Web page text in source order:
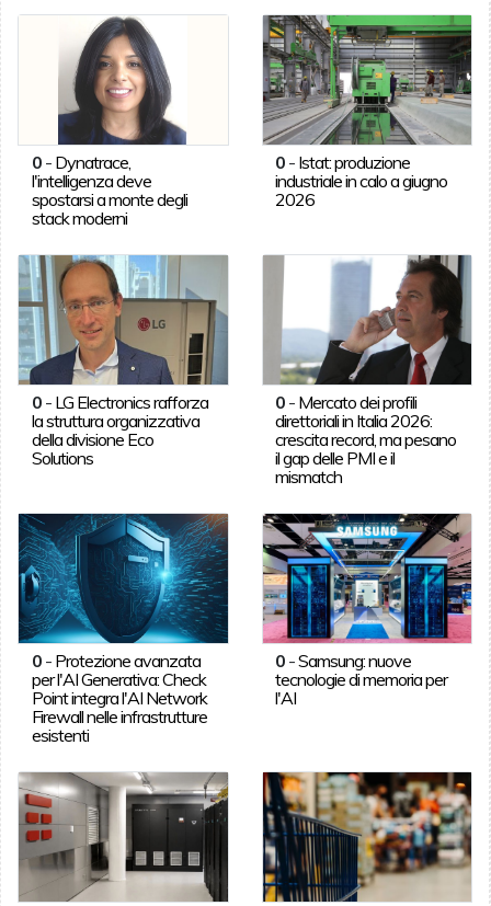
0- Dynatrace,
l'intelligenza deve
spostarsi a monte degli
stack moderni
0 - Istat: produzione
industriale in calo a giugno
2026
0- LG Electronics rafforza
la struttura organizzativa
della divisione Eco
Solutions
0 - Mercato dei profili
direttoriali in Italia 2026:
crescita record, ma pesano
il gap delle PMI e il
mismatch
0- Protezione avanzata
per l'AI Generativa: Check
Point integra l'AI Network
Firewall nelle infrastrutture
esistenti
0 -Samsung: nuove
tecnologie di memoria per
l'AI